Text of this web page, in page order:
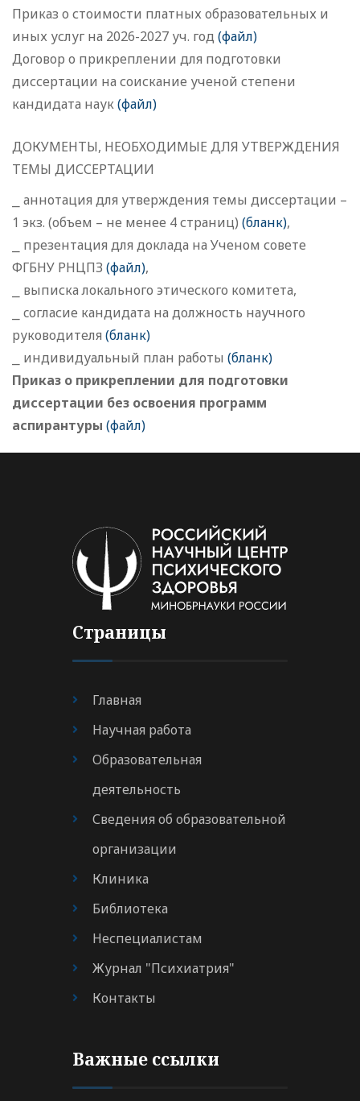
Приказ о стоимости платных образовательных и
иных услуг на 2026-2027 уч. год (файл)
Договор о прикреплении для подготовки
диссертации на соискание ученой степени
кандидата наук(файл)
ДОКУМЕНТЫ, НЕОБХОДИМЫЕ ДЛЯ УТВЕРЖДЕНИЯ
ТЕМЫ ДИССЕРТАЦИИ
⎯ аннотация для утверждения темы диссертации –
1 экз. (объем – не менее 4 страниц) (бланк),
⎯ презентация для доклада на Ученом совете
ФГБНУ РНЦПЗ (файл),
⎯ выписка локального этического комитета,
⎯ cогласие кандидата на должность научного
руководителя (бланк)
⎯ индивидуальный план работы (бланк)
Приказ о прикреплении для подготовки
диссертации без освоения программ
аспирантуры (файл)
Страницы
Главная
Научная работа
Образовательная
деятельность
Сведения об образовательной
организации
Клиника
Библиотека
Неспециалистам
Журнал "Психиатрия"
Контакты
Важные ссылки